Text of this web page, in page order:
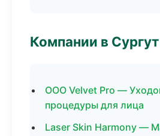
Компании в Сургут
ООО Velvet Pro —
процедуры для лица
Laser Skin Harmony —